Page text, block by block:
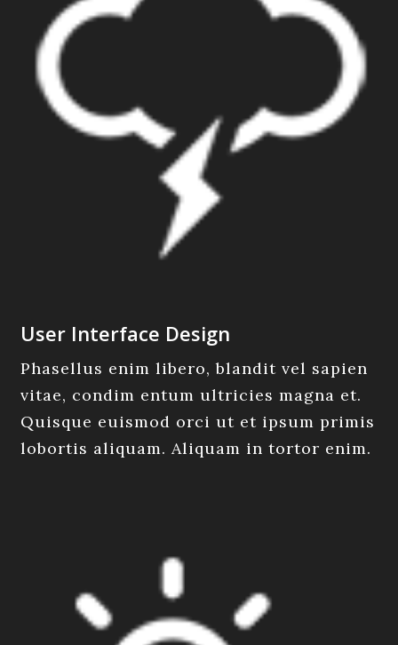
User Interface Design
Phasellus enim libero, blandit vel sapien
vitae, condim entum ultricies magna et.
Quisque euismod orci ut et ipsum primis
lobortis aliquam. Aliquam in tortor enim.